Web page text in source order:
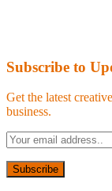
Subscribe to
Get the latest
business.